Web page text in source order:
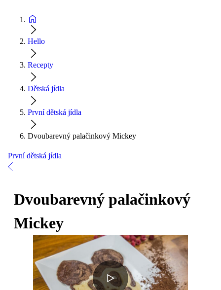
Hello
Recepty
Dětská jídla
První dětská jídla
Dvoubarevný palačinkový Mickey
První dětská jídla
Dvoubarevný palačinkový
Mickey